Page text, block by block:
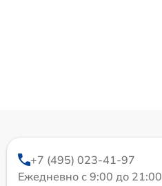
+7 (495) 023-41-97
Ежедневно с 9:00 до 21:00